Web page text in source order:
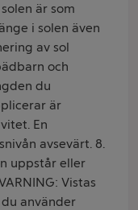
är som
i solen även
av sol
och
du
är
En
avsevärt. 8.
uppstår eller
Vistas
använder